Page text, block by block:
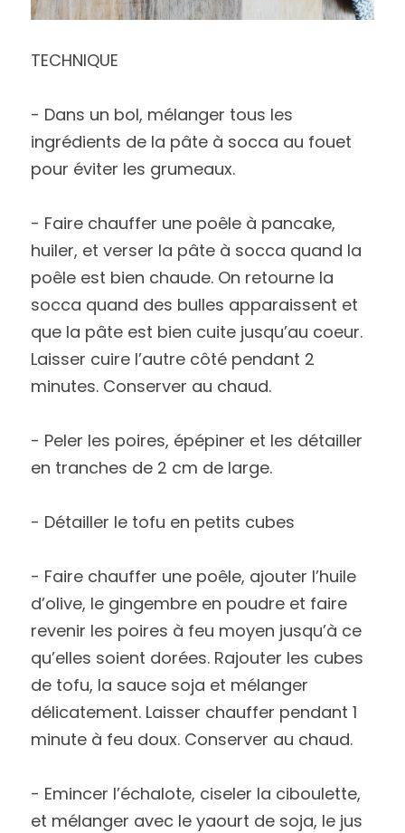
TECHNIQUE
- Dans un bol, mélanger tous les
ingrédients de la pâte à socca au fouet
pour éviter les grumeaux.
- Faire chauffer une poêle à pancake,
huiler, et verser la pâte à socca quand la
poêle est bien chaude. On retourne la
socca quand des bulles apparaissent et
que la pâte est bien cuite jusqu’au coeur.
Laisser cuire l’autre côté pendant 2
minutes. Conserver au chaud.
- Peler les poires, épépiner et les détailler
en tranches de 2 cm de large.
- Détailler le tofu en petits cubes
- Faire chauffer une poêle, ajouter l’huile
d’olive, le gingembre en poudre et faire
revenir les poires à feu moyen jusqu’à ce
qu’elles soient dorées. Rajouter les cubes
de tofu, la sauce soja et mélanger
délicatement. Laisser chauffer pendant 1
minute à feu doux. Conserver au chaud.
- Emincer l’échalote, ciseler la ciboulette,
et mélanger avec le yaourt de soja, le jus